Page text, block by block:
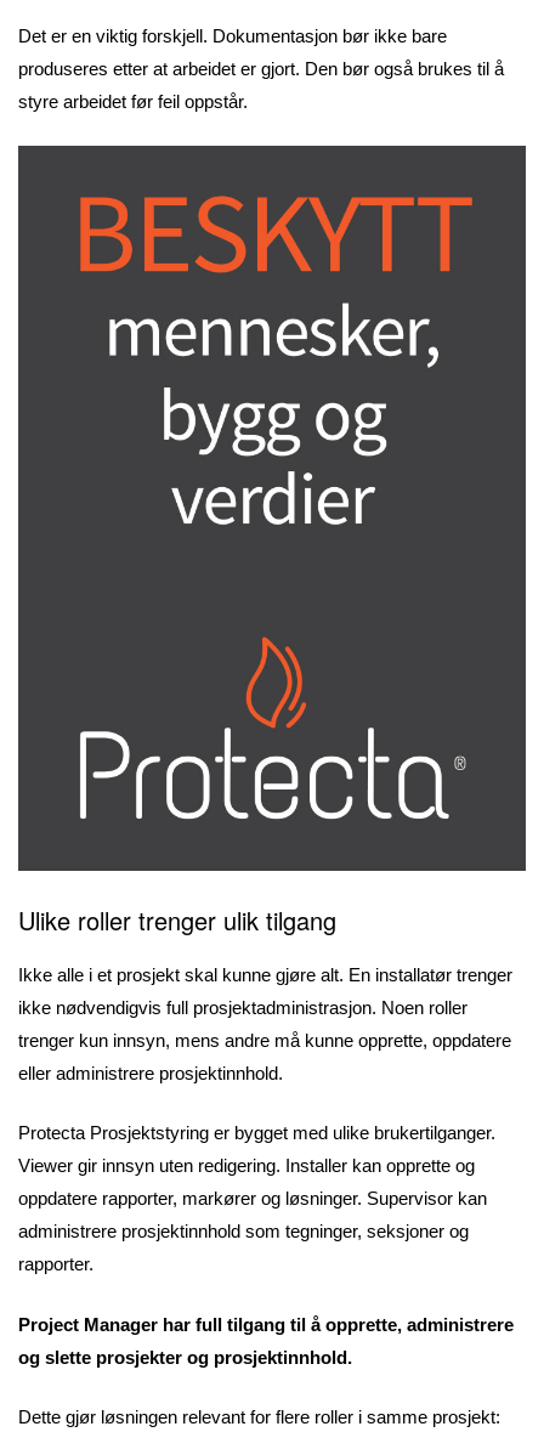
Det er en viktig forskjell. Dokumentasjon bør ikke bare
produseres etter at arbeidet er gjort. Den bør også brukes til å
styre arbeidet før feil oppstår.
Ulike roller trenger ulik tilgang
Ikke alle i et prosjekt skal kunne gjøre alt. En installatør trenger
ikke nødvendigvis full prosjektadministrasjon. Noen roller
trenger kun innsyn, mens andre må kunne opprette, oppdatere
eller administrere prosjektinnhold.
Protecta Prosjektstyring er bygget med ulike brukertilganger.
Viewer gir innsyn uten redigering. Installer kan opprette og
oppdatere rapporter, markører og løsninger. Supervisor kan
administrere prosjektinnhold som tegninger, seksjoner og
rapporter.
Project Manager har full tilgang til å opprette, administrere
og slette prosjekter og prosjektinnhold.
Dette gjør løsningen relevant for flere roller i samme prosjekt: